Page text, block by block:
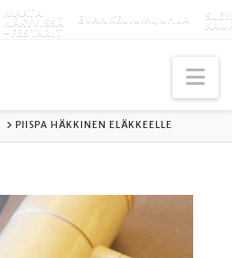
MAATA
NÄKYVISSÄ
-FESTARIT
EVANKELIUMIJUHLA
PIISPA HÄKKINEN ELÄKKEELLE